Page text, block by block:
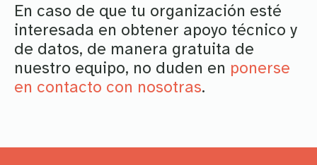
En caso de que tu organización esté
interesada en obtener apoyo técnico y
de datos, de manera gratuita de
nuestro equipo, no duden en ponerse
en contacto con nosotras.